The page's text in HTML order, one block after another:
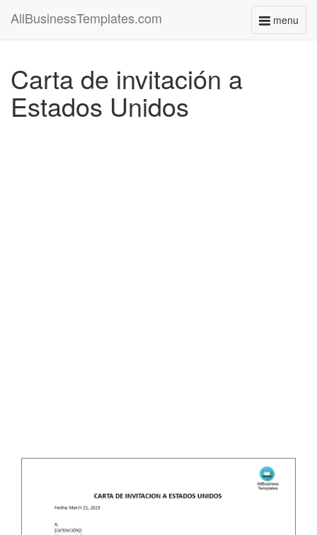
menu
Toggle
AllBusinessTemplates.com
Carta de invitación a
Estados Unidos